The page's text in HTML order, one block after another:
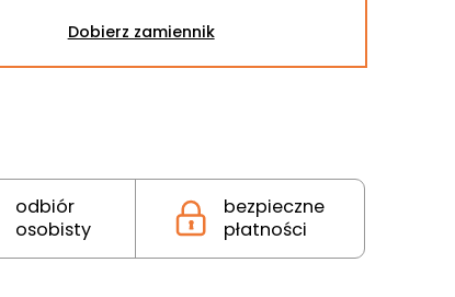
Dobierz zamiennik
odbiór
osobisty
bezpieczne
płatności